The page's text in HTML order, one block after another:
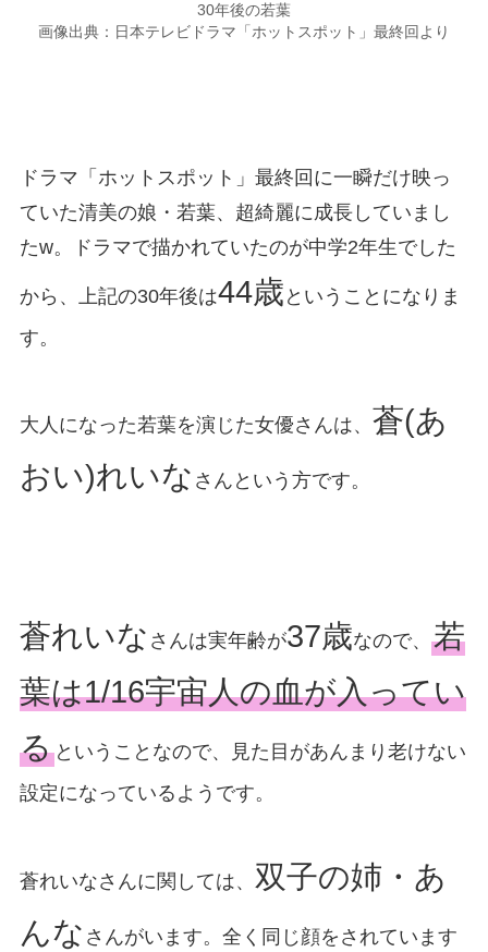
30年後の若葉
画像出典：日本テレビドラマ「ホットスポット」最終回より
ドラマ「ホットスポット」最終回に一瞬だけ映っ
ていた清美の娘・若葉、超綺麗に成長していまし
たw。ドラマで描かれていたのが中学2年生でした
から、上記の30年後は44歳 ということになりま
す。
大人になった若葉を演じた女優さんは、 蒼(あ
おい)れいな さんという方です。
蒼れいな さんは実年齢が37歳なので、 若
葉は1/16宇宙人の血が入ってい
るということなので、見た目があんまり老けない
設定になっているようです。
蒼れいなさんに関しては、 双子の姉・あ
んな さんがいます。全く同じ顔をされています